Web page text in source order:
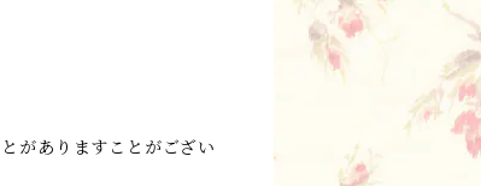
がありますことがござい